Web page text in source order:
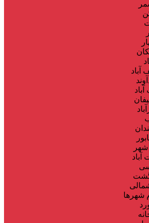
آباد
شهر
آباد
شهر‌ها